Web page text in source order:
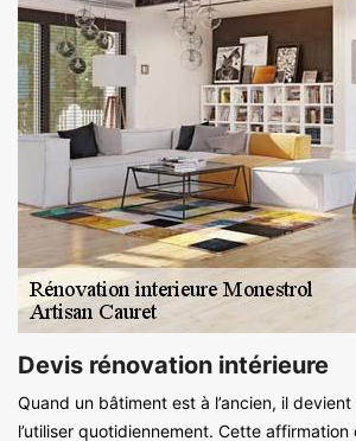
Devis rénovation intérieure
Quand un bâtiment est à l’ancien, il
l’utiliser quotidiennement. Cette affirmation